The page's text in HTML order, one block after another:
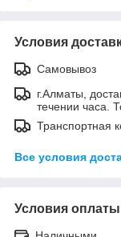
Условия
Самовывоз
г.Алматы,
течении часа.
Транспортная
Все условия
Условия оплаты